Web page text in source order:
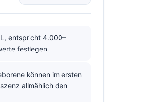
entspricht 4.000–
festlegen.
können im ersten
allmählich den